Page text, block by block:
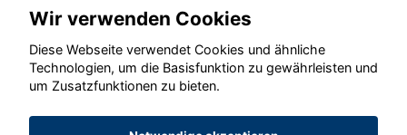
© konjunkturmotor.de GmbH 2020 - 2026
Wir verwenden Cookies
Diese Webseite verwendet Cookies und ähnliche
Technologien, um die Basisfunktion zu gewährleisten und
um Zusatzfunktionen zu bieten.